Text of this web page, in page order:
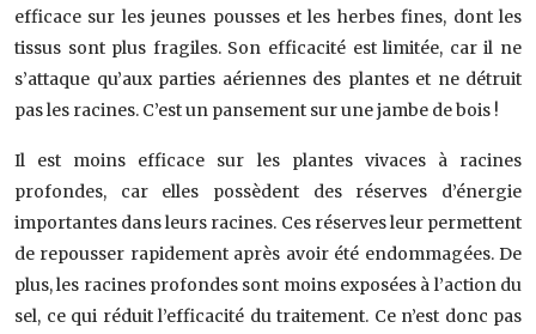
efficace sur les jeunes pousses et les herbes fines, dont les
tissus sont plus fragiles. Son efficacité est limitée, car il ne
s’attaque qu’aux parties aériennes des plantes et ne détruit
pas les racines. C’est un pansement sur une jambe de bois !
Il est moins efficace sur les plantes vivaces à racines
profondes, car elles possèdent des réserves d’énergie
importantes dans leurs racines. Ces réserves leur permettent
de repousser rapidement après avoir été endommagées. De
plus, les racines profondes sont moins exposées à l’action du
sel, ce qui réduit l’efficacité du traitement. Ce n’est donc pas